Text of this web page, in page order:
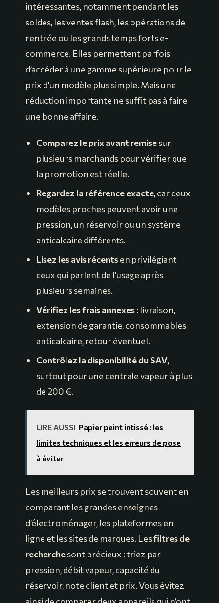
intéressantes, notamment pendant les
soldes, les ventes flash, les opérations de
rentrée ou les grands temps forts e-
commerce. Elles permettent parfois
d’accéder à une gamme supérieure pour le
prix d’un modèle plus simple. Mais une
réduction importante ne suffit pas à faire
une bonne affaire.
Comparez le prix avant remisesur
plusieurs marchands pour vérifier que
la promotion est réelle.
Regardez la référence exacte, car deux
modèles proches peuvent avoir une
pression, un réservoir ou un système
anticalcaire différents.
Lisez les avis récentsen privilégiant
ceux qui parlent de l’usage après
plusieurs semaines.
Vérifiez les frais annexes: livraison,
extension de garantie, consommables
anticalcaire, retour éventuel.
Contrôlez la disponibilité du SAV,
surtout pour une centrale vapeur à plus
de 200 €.
LIRE AUSSI Papier peint intissé : les
limites techniques et les erreurs de pose
à éviter
Les meilleurs prix se trouvent souvent en
comparant les grandes enseignes
d’électroménager, les plateformes en
ligne et les sites de marques. Lesfiltres de
recherchesont précieux : triez par
pression, débit vapeur, capacité du
réservoir, note client et prix. Vous évitez